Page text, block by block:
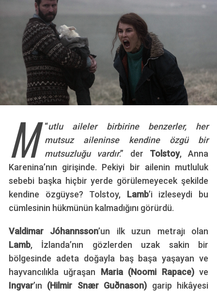
“
M
utlu aileler birbirine benzerler, her
mutsuz aileninse kendine özgü bir
mutsuzluğu vardır.” der Tolstoy, Anna
Karenina’nın girişinde. Pekiyi bir ailenin mutluluk
sebebi başka hiçbir yerde görülemeyecek şekilde
kendine özgüyse? Tolstoy, Lamb’i izleseydi bu
cümlesinin hükmünün kalmadığını görürdü.
Valdimar Jóhannsson’un ilk uzun metrajı olan
Lamb, İzlanda’nın gözlerden uzak sakin bir
bölgesinde adeta doğayla baş başa yaşayan ve
hayvancılıkla uğraşan Maria (Noomi Rapace)ve
Ingvar’ın (Hilmir Snær Guðnason) garip hikâyesi